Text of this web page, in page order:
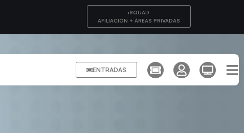
iSQUAD
AFILIACIÓN + ÁREAS PRIVADAS
ENTRADAS